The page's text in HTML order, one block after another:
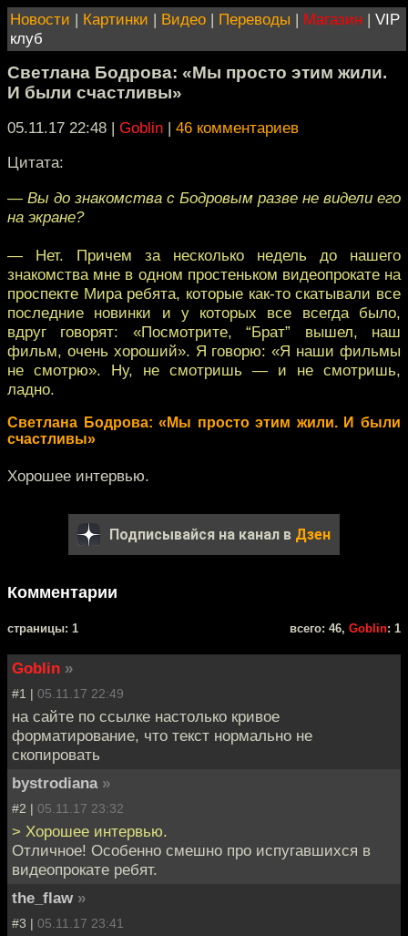
Новости | Картинки | Видео | Переводы | Магазин | VIP
клуб
Светлана Бодрова: «Мы просто этим жили.
И были счастливы»
05.11.17 22:48 | Goblin | 46 комментариев
Цитата:
— Вы до знакомства с Бодровым разве не видели его
на экране?
— Нет. Причем за несколько недель до нашего
знакомства мне в одном простеньком видеопрокате на
проспекте Мира ребята, которые как-то скатывали все
последние новинки и у которых все всегда было,
вдруг говорят: «Посмотрите, “Брат” вышел, наш
фильм, очень хороший». Я говорю: «Я наши фильмы
не смотрю». Ну, не смотришь — и не смотришь,
ладно.
Светлана Бодрова: «Мы просто этим жили. И были
счастливы»
Хорошее интервью.
Подписывайся на канал в Дзен
Комментарии
cтраницы: 1 всего: 46, Goblin: 1
Goblin »
#1 | 05.11.17 22:49
на сайте по ссылке настолько кривое
форматирование, что текст нормально не
скопировать
bystrodiana »
#2 | 05.11.17 23:32
> Хорошее интервью.
Отличное! Особенно смешно про испугавшихся в
видеопрокате ребят.
the_flaw »
#3 | 05.11.17 23:41